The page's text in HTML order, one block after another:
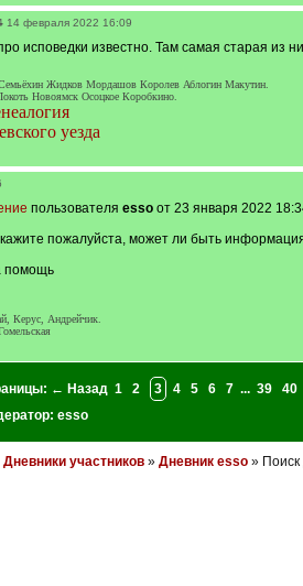
14 февраля 2022 16:09
исповедки известно. Там самая старая из
Жидков Мордашов Королев Аблогин Макутин.
Новоямск Осоцкое Коробкино.
уезда
пользователя essoот 23 января 2022
пожалуйста, может ли быть
помощь
Керус, Андрейчик.
← Назад 1 2 3 4 5 6 7 ... 39 40
esso
Дневники участников» Дневник esso» Поиск